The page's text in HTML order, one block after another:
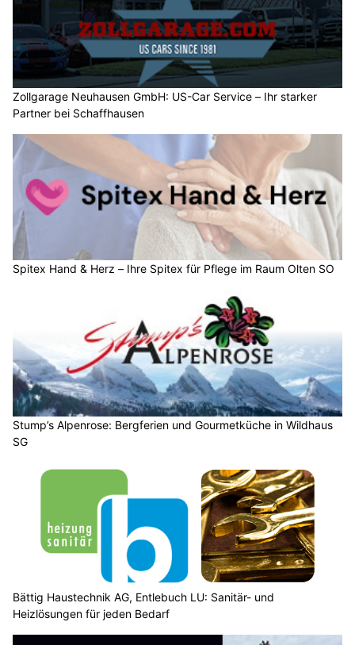
Zollgarage Neuhausen GmbH: US-Car Service – Ihr starker
Partner bei Schaffhausen
Spitex Hand & Herz – Ihre Spitex für Pflege im Raum Olten SO
Stump’s Alpenrose: Bergferien und Gourmetküche in Wildhaus
SG
Bättig Haustechnik AG, Entlebuch LU: Sanitär- und
Heizlösungen für jeden Bedarf